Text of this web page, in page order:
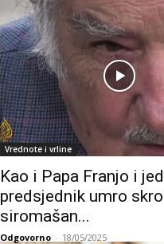
Vrednote i vrline
Kao i Papa Franjo i
predsjednik umro
siromašan...
Odgovorno - 18/05/2025